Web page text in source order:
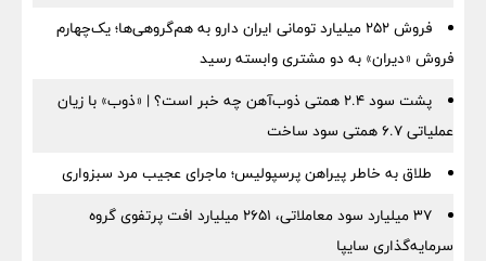
فروش ۲۵۲ میلیارد تومانی ایران دارو به هم‌گروهی‌ها؛ یک‌چهارم
فروش «دیران» به دو مشتری وابسته رسید
پشت سود ۲.۴ همتی ذوب‌آهن چه خبر است؟ | «ذوب» با زیان
عملیاتی ۶.۷ همتی سود ساخت
طلاق به خاطر پیراهن پرسپولیس؛ ماجرای عجیب مرد سبزواری
۳۷ میلیارد سود معاملاتی، ۲۶۵۱ میلیارد افت پرتفوی گروه
سرمایه‌گذاری سایپا